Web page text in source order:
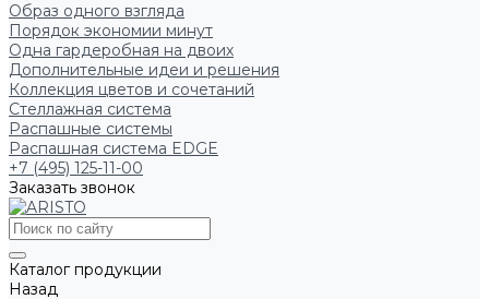
Образ одного взгляда
Порядок экономии минут
Одна гардеробная на двоих
Дополнительные идеи и решения
Коллекция цветов и сочетаний
Стеллажная система
Распашные системы
Распашная система EDGE
+7 (495) 125-11-00
Заказать звонок
Каталог продукции
Назад